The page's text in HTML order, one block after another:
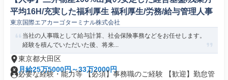
平均16H/充実した福利厚生 福利厚生/労務/給与管理人事
東京国際エアカーゴターミナル株式会社
当社の人事職として給与計算、社会保険事務などをお任せします。
経験を積んでいただいた後、将来...
東京都大田区
月給25万5000円～33万2000円
必要な経験・能力等 【必須】事務職のご経験 【歓迎】勤怠管